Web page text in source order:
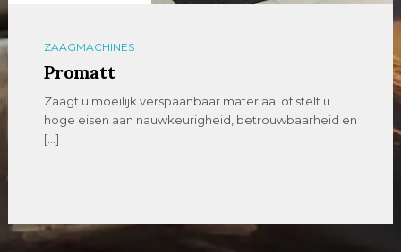
ZAAGMACHINES
Promatt
Zaagt u moeilijk verspaanbaar materiaal of stelt u
hoge eisen aan nauwkeurigheid, betrouwbaarheid en
[…]